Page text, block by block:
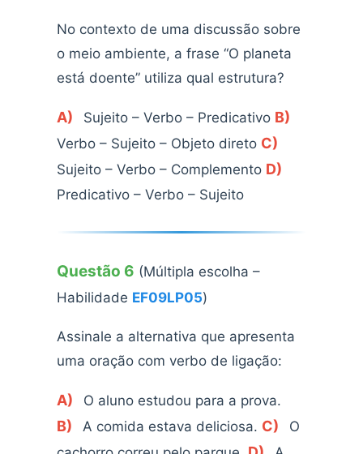
No contexto de uma discussão sobre
o meio ambiente, a frase “O planeta
está doente” utiliza qual estrutura?
A) Sujeito – Verbo – Predicativo B)
Verbo – Sujeito – Objeto direto C)
Sujeito – Verbo – Complemento D)
Predicativo – Verbo – Sujeito
Questão 6 (Múltipla escolha –
Habilidade EF09LP05)
Assinale a alternativa que apresenta
uma oração com verbo de ligação:
A) O aluno estudou para a prova.
B) A comida estava deliciosa. C)
O